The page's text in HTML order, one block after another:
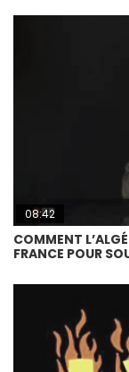
08:42
COMMENT
FRANCE POUR